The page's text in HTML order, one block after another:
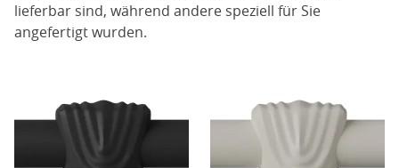
lieferbar sind, während andere speziell für Sie
angefertigt wurden.